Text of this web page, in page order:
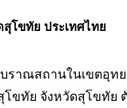
โขทัย ประเทศไทย
ราณสถานในเขตอุท
โขทัย จังหวัดสุโขทัย